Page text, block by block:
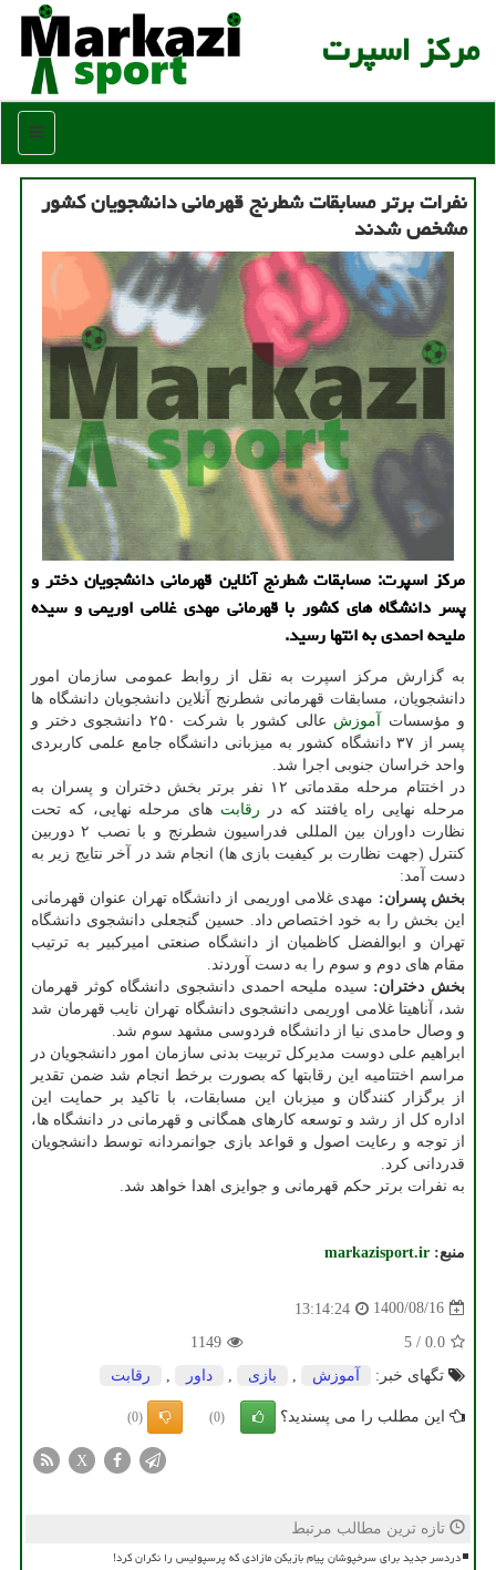
مركز اسپرت
منو
نفرات برتر مسابقات شطرنج قهرمانی دانشجویان کشور
مشخص شدند
مرکز اسپرت: مسابقات شطرنج آنلاین قهرمانی دانشجویان دختر و
پسر دانشگاه های کشور با قهرمانی مهدی غلامی اوریمی و سیده
ملیحه احمدی به انتها رسید.
به گزارش مرکز اسپرت به نقل از روابط عمومی سازمان امور
دانشجویان، مسابقات قهرمانی شطرنج آنلاین دانشجویان دانشگاه ها
و مؤسسات
آموزش
عالی کشور با شرکت ۲۵۰ دانشجوی دختر و
پسر از ۳۷ دانشگاه کشور به میزبانی دانشگاه جامع علمی کاربردی
واحد خراسان جنوبی اجرا شد.
در اختتام مرحله مقدماتی ۱۲ نفر برتر بخش دختران و پسران به
مرحله نهایی راه یافتند که در رقابت های مرحله نهایی، که تحت
نظارت داوران بین المللی فدراسیون شطرنج و با نصب ۲ دوربین
کنترل (جهت نظارت بر کیفیت بازی ها) انجام شد در آخر نتایج زیر به
دست آمد:
بخش پسران: مهدی غلامی اوریمی از دانشگاه تهران عنوان قهرمانی
این بخش را به خود اختصاص داد. حسین گنجعلی دانشجوی دانشگاه
تهران و ابوالفضل کاظمیان از دانشگاه صنعتی امیرکبیر به ترتیب
مقام های دوم و سوم را به دست آوردند.
بخش دختران: سیده ملیحه احمدی دانشجوی دانشگاه کوثر قهرمان
شد، آناهیتا غلامی اوریمی دانشجوی دانشگاه تهران نایب قهرمان شد
و وصال حامدی نیا از دانشگاه فردوسی مشهد سوم شد.
ابراهیم علی دوست مدیرکل تربیت بدنی سازمان امور دانشجویان در
مراسم اختتامیه این رقابتها که بصورت برخط انجام شد ضمن تقدیر
از برگزار کنندگان و میزبان این مسابقات، با تاکید بر حمایت این
اداره کل از رشد و توسعه کارهای همگانی و قهرمانی در دانشگاه ها،
از توجه و رعایت اصول و قواعد بازی جوانمردانه توسط دانشجویان
قدردانی کرد.
به نفرات برتر حکم قهرمانی و جوایزی اهدا خواهد شد.
منبع: markazisport.ir
1400/08/16
13:14:24
0.0
/
5
1149
تگهای خبر:
آموزش بازی داور رقابت
این مطلب را می پسندید؟ (0)
(0)
X
تازه ترین مطالب مرتبط
دردسر جدید برای سرخپوشان پیام بازیکن مازادی که پرسپولیس را نگران کرد!